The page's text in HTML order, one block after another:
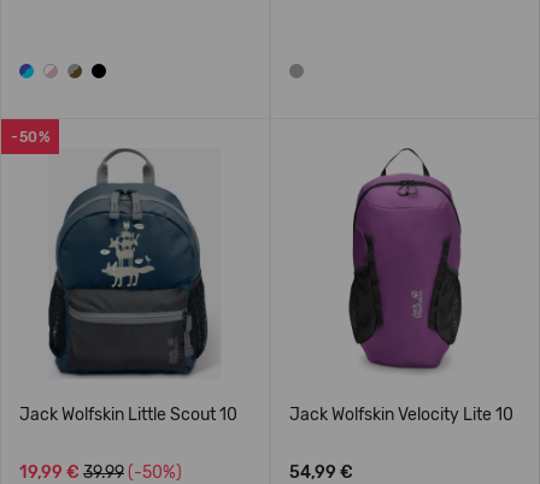
-50%
Jack Wolfskin Little Scout 10
19,99 € 39.99 (-50%)
Jack Wolfskin Velocity Lite 10
54,99 €